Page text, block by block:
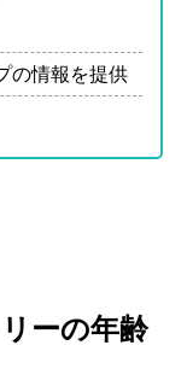
の情報を提供
ーの年齢